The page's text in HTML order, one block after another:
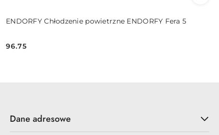
ENDORFY Chłodzenie powietrzne ENDORFY Fera 5
Cena:
96.75
Dane adresowe